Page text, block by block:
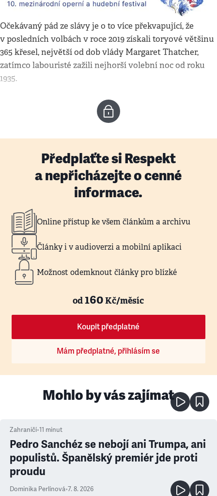
Očekávaný pád ze slávy je o to více překvapující, že
v posledních volbách v roce 2019 získali toryové většinu
365 křesel, největší od dob vlády Margaret Thatcher,
zatímco labouristé zažili nejhorší volební noc od roku
1935.
Předplaťte si Respekt
a nepřicházejte o cenné
informace.
Online přístup ke všem článkům a archivu
Články i v audioverzi a mobilní aplikaci
Možnost odemknout články pro blízké
od160Kč/měsíc
Koupit předplatné
Mám předplatné, přihlásím se
Mohlo by vás zajímat
Zahraničí•11 minut
Pedro Sanchéz se nebojí ani Trumpa, ani
populistů. Španělský premiér jde proti
proudu
Dominika Perlínová•7. 8. 2026